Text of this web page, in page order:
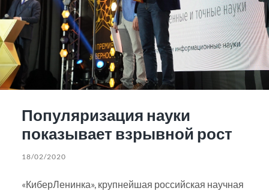
Популяризация науки
показывает взрывной рост
18/02/2020
«КиберЛенинка», крупнейшая российская научная